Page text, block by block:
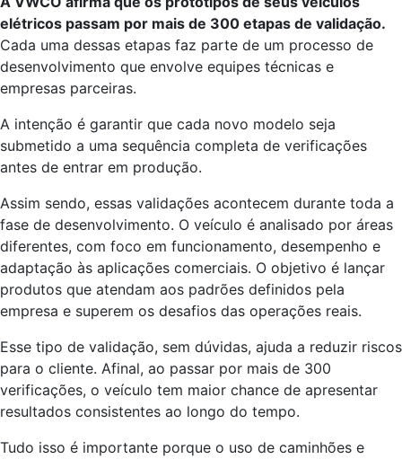
elétricos passam por mais de 300 etapas de validação.
Cada uma dessas etapas faz parte de um processo de
desenvolvimento que envolve equipes técnicas e
empresas parceiras.
A intenção é garantir que cada novo modelo seja
submetido a uma sequência completa de verificações
antes de entrar em produção.
Assim sendo, essas validações acontecem durante toda a
fase de desenvolvimento. O veículo é analisado por áreas
diferentes, com foco em funcionamento, desempenho e
adaptação às aplicações comerciais. O objetivo é lançar
produtos que atendam aos padrões definidos pela
empresa e superem os desafios das operações reais.
Esse tipo de validação, sem dúvidas, ajuda a reduzir riscos
para o cliente. Afinal, ao passar por mais de 300
verificações, o veículo tem maior chance de apresentar
resultados consistentes ao longo do tempo.
Tudo isso é importante porque o uso de caminhões e